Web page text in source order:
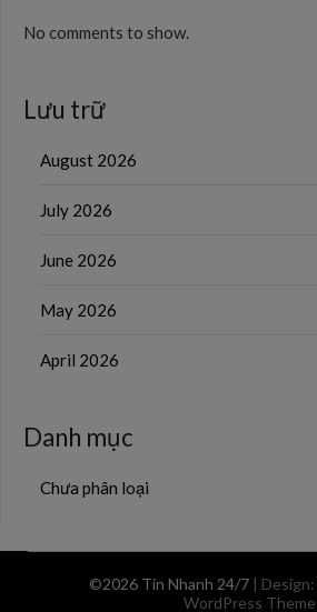
No comments to show.
Lưu trữ
August 2026
July 2026
June 2026
May 2026
April 2026
Danh mục
Chưa phân loại
©2026 Tin Nhanh 24/7 | Design:
WordPress Theme